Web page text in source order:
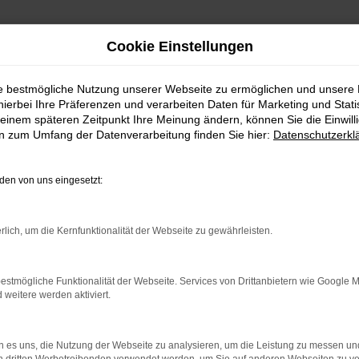
mit Lieferservice nach Saarlouis
für Saarlouis
keinerlei Fehler aufweisen. Für unsere Kundinnen und
Meisterwerkstatt bringen wir die Erfahrung von mehr als
Automobilpartner. So kommt es, dass Audi
Ohne Kompromisse, denn schließlich geht es um Ihre
Cookie Einstellungen
bestmögliche Nutzung unserer Webseite zu ermöglichen und unsere
Ihre Präferenzen und verarbeiten Daten für Marketing und
späteren Zeitpunkt Ihre Meinung ändern, können Sie die
zum Umfang der Datenverarbeitung finden Sie hier:
von uns eingesetzt:
um die Kernfunktionalität der Webseite zu gewährleisten.
Funktionalität der Webseite. Services von Drittanbietern wie Google
weitere werden aktiviert.
es uns, die Nutzung der Webseite zu analysieren, um die Leistung zu messen